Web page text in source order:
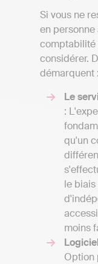
Si vous ne
en
comptabilité
considérer.
démarquent :
Le
:
qu'un
le
moins
Option